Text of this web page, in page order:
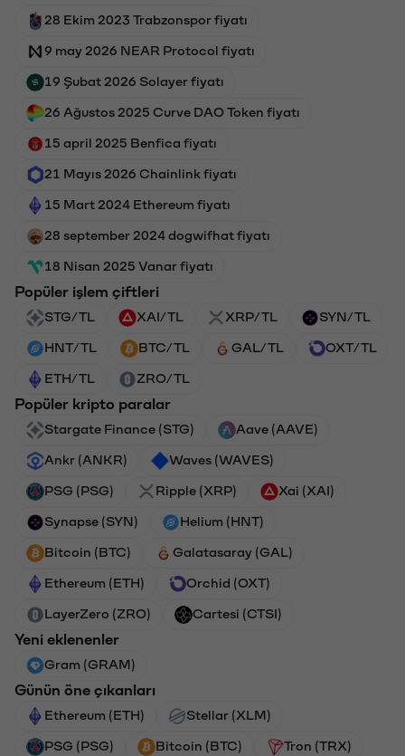
28 Ekim 2023 Trabzonspor fiyatı
9 may 2026 NEAR Protocol fiyatı
19 Şubat 2026 Solayer fiyatı
26 Ağustos 2025 Curve DAO Token fiyatı
15 april 2025 Benfica fiyatı
21 Mayıs 2026 Chainlink fiyatı
15 Mart 2024 Ethereum fiyatı
28 september 2024 dogwifhat fiyatı
18 Nisan 2025 Vanar fiyatı
Popüler işlem çiftleri
STG/TL XAI/TL XRP/TL SYN/TL
HNT/TL BTC/TL GAL/TL OXT/TL
ETH/TL ZRO/TL
Popüler kripto paralar
Stargate Finance (STG) Aave (AAVE)
Ankr (ANKR) Waves (WAVES)
PSG (PSG) Ripple (XRP) Xai (XAI)
Synapse (SYN) Helium (HNT)
Bitcoin (BTC) Galatasaray (GAL)
Ethereum (ETH) Orchid (OXT)
LayerZero (ZRO) Cartesi (CTSI)
Yeni eklenenler
Gram (GRAM)
Günün öne çıkanları
Ethereum (ETH) Stellar (XLM)
PSG (PSG) Bitcoin (BTC) Tron (TRX)